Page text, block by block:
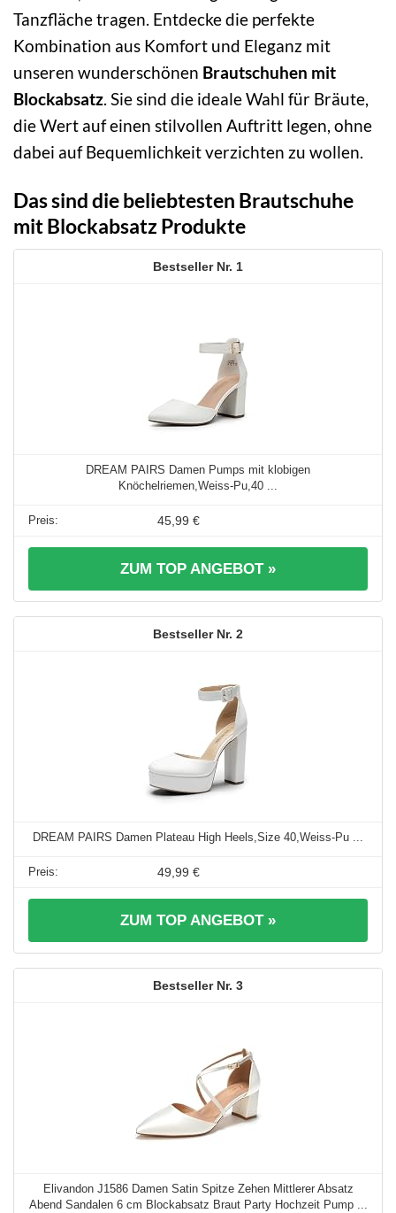
Tanzfläche tragen. Entdecke die perfekte
Kombination aus Komfort und Eleganz mit
unseren wunderschönen Brautschuhen mit
Blockabsatz. Sie sind die ideale Wahl für Bräute,
die Wert auf einen stilvollen Auftritt legen, ohne
dabei auf Bequemlichkeit verzichten zu wollen.
Das sind die beliebtesten Brautschuhe
mit Blockabsatz Produkte
1
DREAM PAIRS Damen Pumps mit klobigen
Knöchelriemen,Weiss-Pu,40 ...
45,99 €
ZUM TOP ANGEBOT »
2
DREAM PAIRS Damen Plateau High Heels,Size 40,Weiss-Pu ...
49,99 €
ZUM TOP ANGEBOT »
3
Elivandon J1586 Damen Satin Spitze Zehen Mittlerer Absatz
Abend Sandalen 6 cm Blockabsatz Braut Party Hochzeit Pump ...